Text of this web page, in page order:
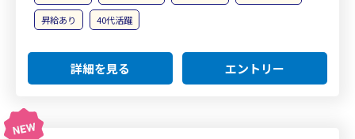
昇給あり
40代活躍
詳細を見る エントリー